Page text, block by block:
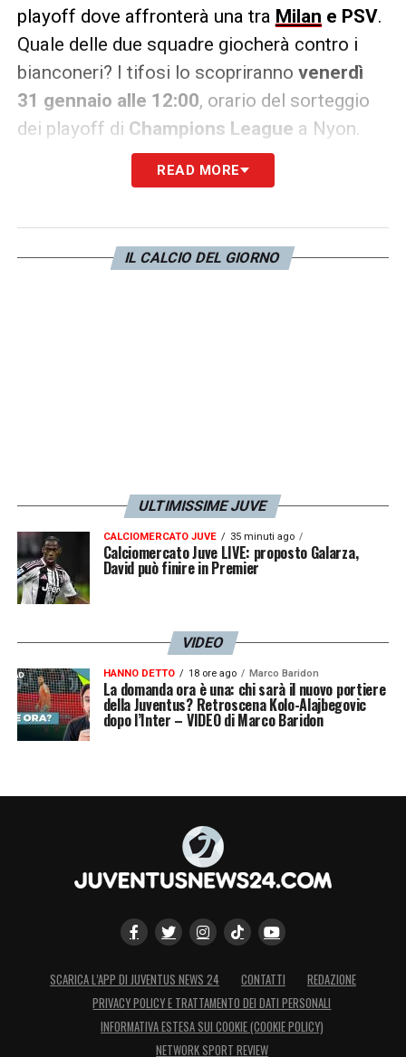
playoff dove affronterà una tra Milan e PSV.
Quale delle due squadre giocherà contro i
bianconeri? I tifosi lo scopriranno venerdì
31 gennaio alle 12:00, orario del sorteggio
dei playoff di Champions League a Nyon.
Attesa per scoprire quale squadra bisognerà
contro Arsenal o Inter.
READ MORE
IL CALCIO DEL GIORNO
ULTIMISSIME JUVE
CALCIOMERCATO JUVE 35 minuti ago
Calciomercato Juve LIVE: proposto Galarza,
David può finire in Premier
VIDEO
HANNO DETTO 18 ore ago Marco Baridon
La domanda ora è una: chi sarà il nuovo portiere
della Juventus? Retroscena Kolo-Alajbegovic
dopo l’Inter – VIDEO di Marco Baridon
SCARICA L’APP DI JUVENTUS NEWS 24 CONTATTI
REDAZIONE
PRIVACY POLICY E TRATTAMENTO DEI DATI PERSONALI
INFORMATIVA ESTESA SUI COOKIE (COOKIE POLICY)
NETWORK SPORT REVIEW